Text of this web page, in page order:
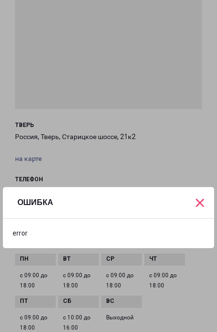
ОШИБКА
error
×
ТВЕРЬ
Россия, Тверь, Старицкое шоссе, 21к2
на карте
ТЕЛЕФОН
с 09:00 до
18:00
с 09:00 до
18:00
с 09:00 до
18:00
с 09:00 до
18:00
с 09:00 до
18:00
с 10:00 до
16:00
Выходной